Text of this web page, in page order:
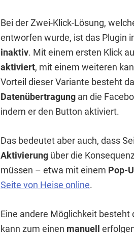
Bei der Zwei-Klick-Lösung,
entworfen wurde, ist das Plugin
inaktiv. Mit einem ersten Klick
aktiviert, mit einem weiteren
Vorteil dieser Variante besteht
Datenübertragung an die
indem er den Button aktiviert.
Das bedeutet aber auch, dass
Aktivierung über die
müssen – etwa mit einem Pop-
Seite von Heise online.
Eine andere Möglichkeit besteht
kann zum einen manuell